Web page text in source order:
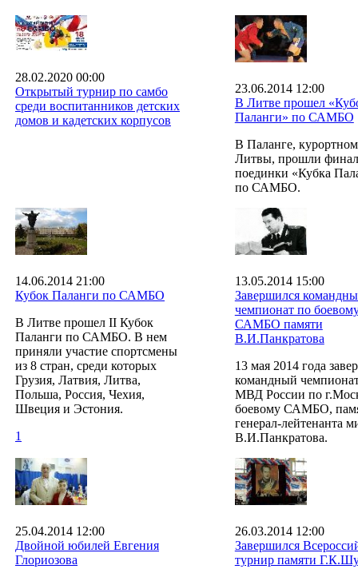
28.02.2020 00:00
Открытый турнир по самбо
среди воспитанников детских
домов и кадетских корпусов
23.06.2014 12:00
В Литве прошел
Паланги» по САМБО
В Паланге,
Литвы, прошли
поединки «Кубка
по САМБО.
14.06.2014 21:00
Кубок Паланги по САМБО
В Литве прошел II Кубок
Паланги по САМБО. В нем
приняли участие спортсмены
из 8 стран, среди которых
Грузия, Латвия, Литва,
Польша, Россия, Чехия,
Швеция и Эстония.
1
13.05.2014 15:00
Завершился
чемпионат по
САМБО памяти
В.И.Панкратова
13 мая 2014 года
командный
МВД России по
боевому САМБО,
генерал-лейтенанта
В.И.Панкратова.
25.04.2014 12:00
Двойной юбилей Евгения
Глориозова
26.03.2014 12:00
Завершился
турнир памяти